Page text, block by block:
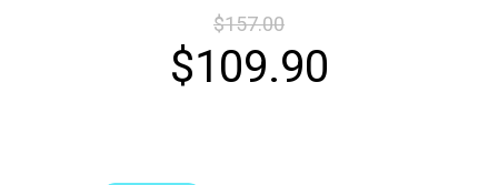
$157.00
$109.90